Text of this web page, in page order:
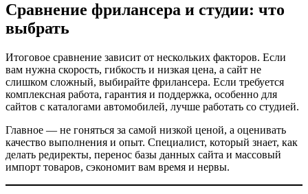
Сравнение фрилансера и студии: что
выбрать
Итоговое сравнение зависит от нескольких факторов. Если
вам нужна скорость, гибкость и низкая цена, а сайт не
слишком сложный, выбирайте фрилансера. Если требуется
комплексная работа, гарантия и поддержка, особенно для
сайтов с каталогами автомобилей, лучше работать со студией.
Главное — не гоняться за самой низкой ценой, а оценивать
качество выполнения и опыт. Специалист, который знает, как
делать редиректы, перенос базы данных сайта и массовый
импорт товаров, сэкономит вам время и нервы.